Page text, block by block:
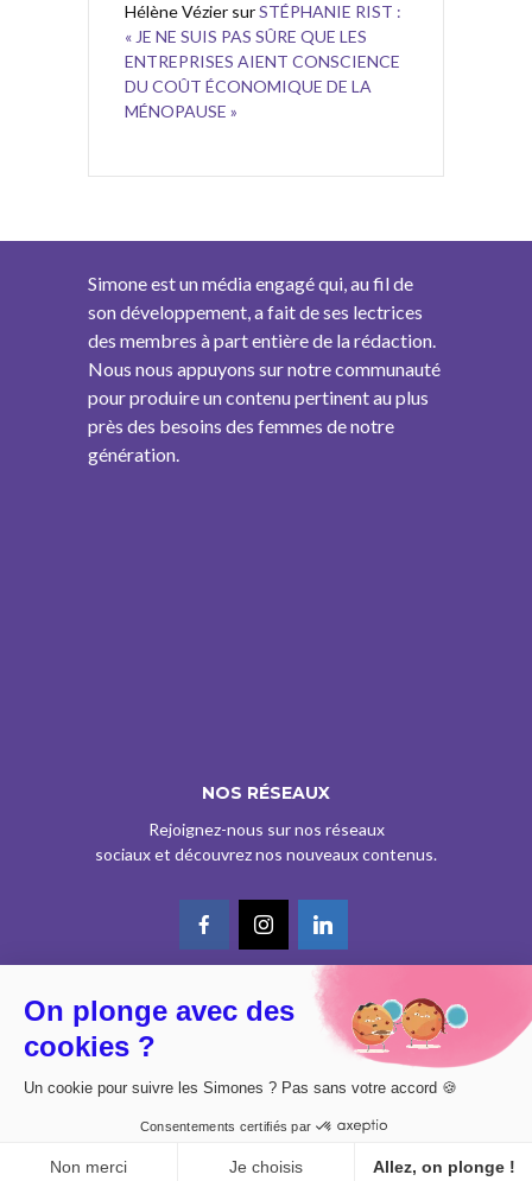
Hélène Vézier surSTÉPHANIE RIST :
« JE NE SUIS PAS SÛRE QUE LES
ENTREPRISES AIENT CONSCIENCE
DU COÛT ÉCONOMIQUE DE LA
MÉNOPAUSE »
Simone est un média engagé qui, au fil de
son développement, a fait de ses lectrices
des membres à part entière de la rédaction.
Nous nous appuyons sur notre communauté
pour produire un contenu pertinent au plus
près des besoins des femmes de notre
génération.
NOS RÉSEAUX
Rejoignez-nous sur nos réseaux
sociaux et découvrez nos nouveaux contenus.
© CE SITE EST AGRÉÉ COMME SERVICE DE PRESSE EN LIGNE PAR LA
CPPAP SOUS LE N° 0626 Z 93934 (IPG ART.39BISA CGI)
POLITIQUE DE CONFIDENTIALITÉ
On plonge avec des
cookies ?
Un cookie pour suivre les Simones ? Pas sans votre accord 🍪
Consentements certifiés par
Non merci Je choisis Allez, on plonge !